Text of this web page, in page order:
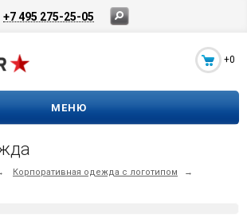
+7 495 275-25-05
+0
МЕНЮ
Корпоративная одежда с логотипом
→